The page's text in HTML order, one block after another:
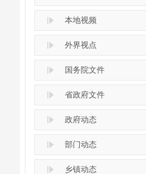
本地视频
外界视点
国务院文件
省政府文件
政府动态
部门动态
乡镇动态